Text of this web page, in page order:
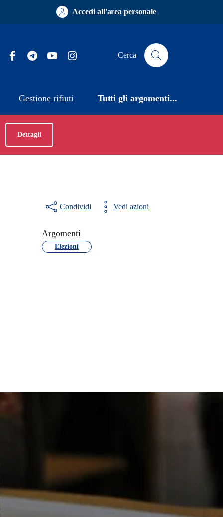
Accedi all'area personale
FacebookTelegramYouTube Cerca
Gestione rifiuti Tutti gli argomenti...
Dettagli
Condividi Vedi azioni
Argomenti
Elezioni